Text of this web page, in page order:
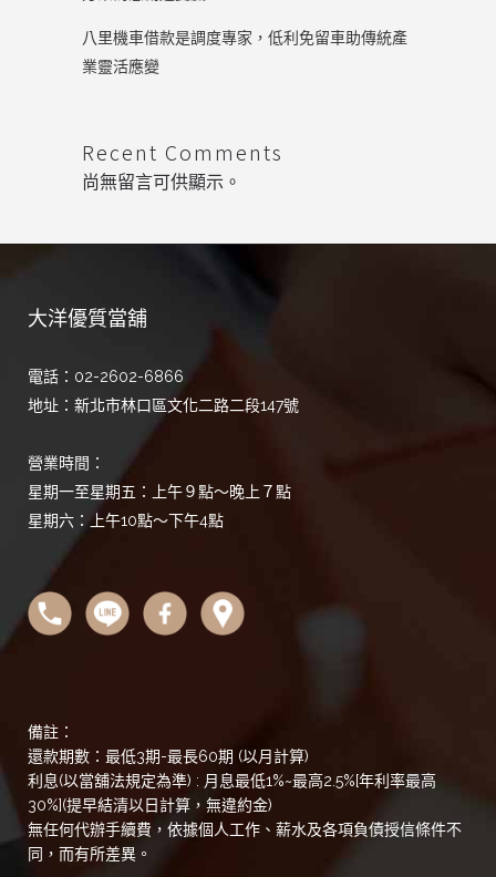
八里機車借款是調度專家，低利免留車助傳統產
業靈活應變
Recent Comments
尚無留言可供顯示。
大洋優質當舖
電話：02-2602-6866
地址：新北市林口區文化二路二段147號
營業時間：
星期一至星期五：上午９點～晚上７點
星期六：上午10點～下午4點
備註：
還款期數：最低3期-最長60期 (以月計算)
利息(以當舖法規定為準) : 月息最低1%~最高2.5%[年利率最高
30%](提早結清以日計算，無違約金)
無任何代辦手續費，依據個人工作、薪水及各項負債授信條件不
同，而有所差異。